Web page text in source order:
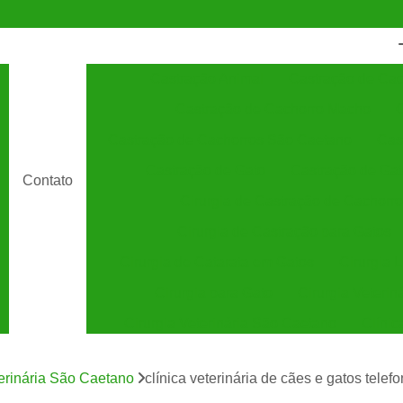
Contato
Clínica Veterinária Especializada em Cães
São Caetano clínica veterinária de cães e gatos